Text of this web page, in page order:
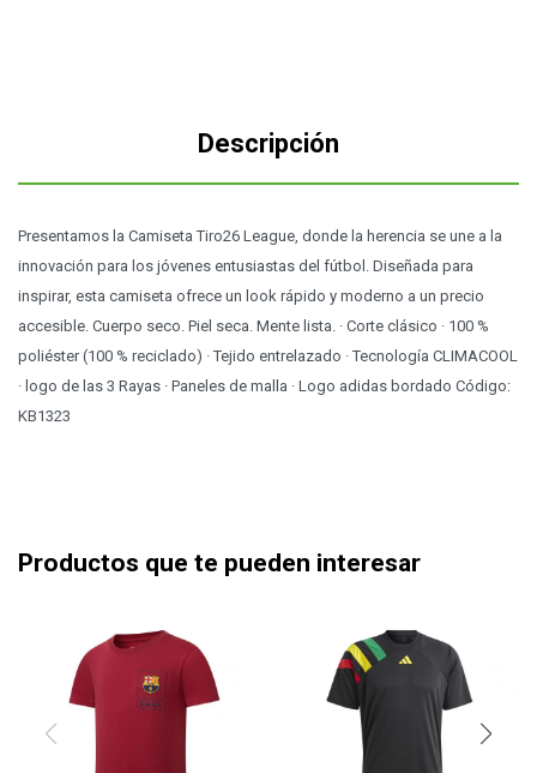
Descripción
Presentamos la Camiseta Tiro26 League, donde la herencia se une a la
innovación para los jóvenes entusiastas del fútbol. Diseñada para
inspirar, esta camiseta ofrece un look rápido y moderno a un precio
accesible. Cuerpo seco. Piel seca. Mente lista. · Corte clásico · 100 %
poliéster (100 % reciclado) · Tejido entrelazado · Tecnología CLIMACOOL
· logo de las 3 Rayas · Paneles de malla · Logo adidas bordado Código:
KB1323
Productos que te pueden interesar